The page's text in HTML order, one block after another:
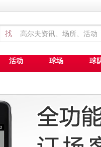
活动 球场 球